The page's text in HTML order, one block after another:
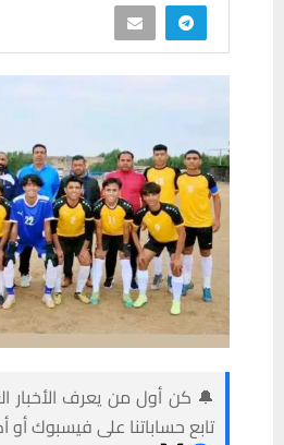
🔔 كن أول من يعرف الأخبار
تابع حساباتنا على فيسبوك